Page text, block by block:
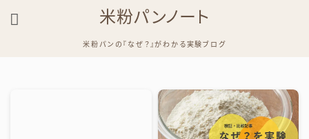
米粉パンノート
米粉パンの『なぜ？』がわかる実験ブログ